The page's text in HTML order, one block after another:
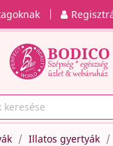
Illatos gyertyák